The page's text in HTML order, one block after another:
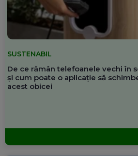
SUSTENABIL
De ce rămân telefoanele vechi în
și cum poate o aplicație să
acest obicei